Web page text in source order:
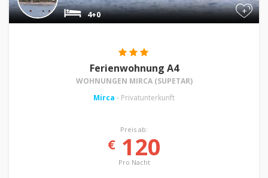
+
4+0
Ferienwohnung A4
WOHNUNGEN MIRCA (SUPETAR)
Mirca - Privatunterkunft
Preis ab:
€120
Pro Nacht